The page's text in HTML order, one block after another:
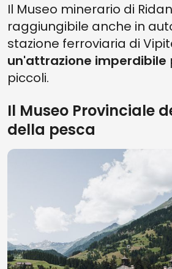
Il Museo minerario di
raggiungibile anche in
stazione ferroviaria di
un'attrazione imperdibile
piccoli.
Il Museo Provinciale
della pesca